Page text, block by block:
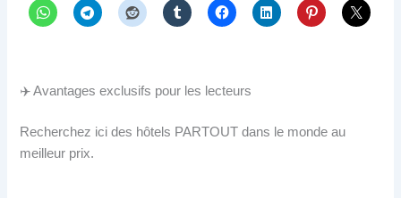
✈️ Avantages exclusifs pour les lecteurs
Recherchez ici des hôtels PARTOUT dans le monde au
meilleur prix.